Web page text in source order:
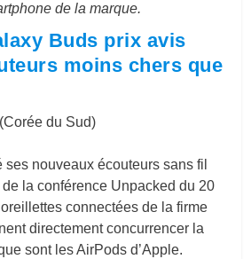
de la marque.
Buds prix avis
moins chers que
(Corée du Sud)
nouveaux écouteurs sans fil
la conférence Unpacked du 20
connectées de la firme
directement concurrencer la
sont les AirPods d’Apple.